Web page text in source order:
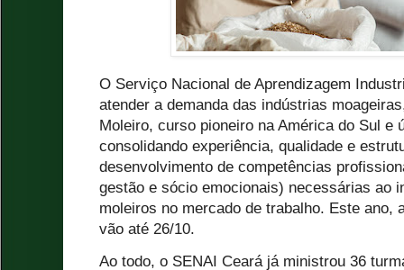
O Serviço Nacional de Aprendizagem
atender a demanda das indústrias
Moleiro, curso pioneiro na América do Sul e
consolidando experiência, qualidade e
desenvolvimento de competências
gestão e sócio emocionais) necessárias ao
moleiros no mercado de trabalho. Este ano,
vão até 26/10.
Ao todo, o SENAI Ceará já ministrou 36